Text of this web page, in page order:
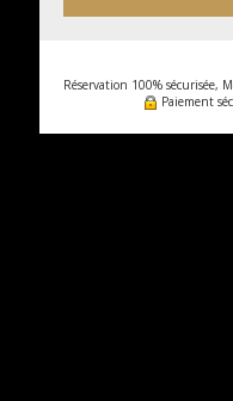
Réservation 100% sécurisée,
Paiement